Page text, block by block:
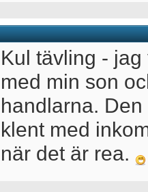
Kul tävling -
med min son
handlarna.
klent med
när det är rea.